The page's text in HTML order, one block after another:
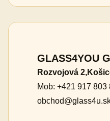
GLASS4YOU
Rozvojová
Mob: +421 917 803